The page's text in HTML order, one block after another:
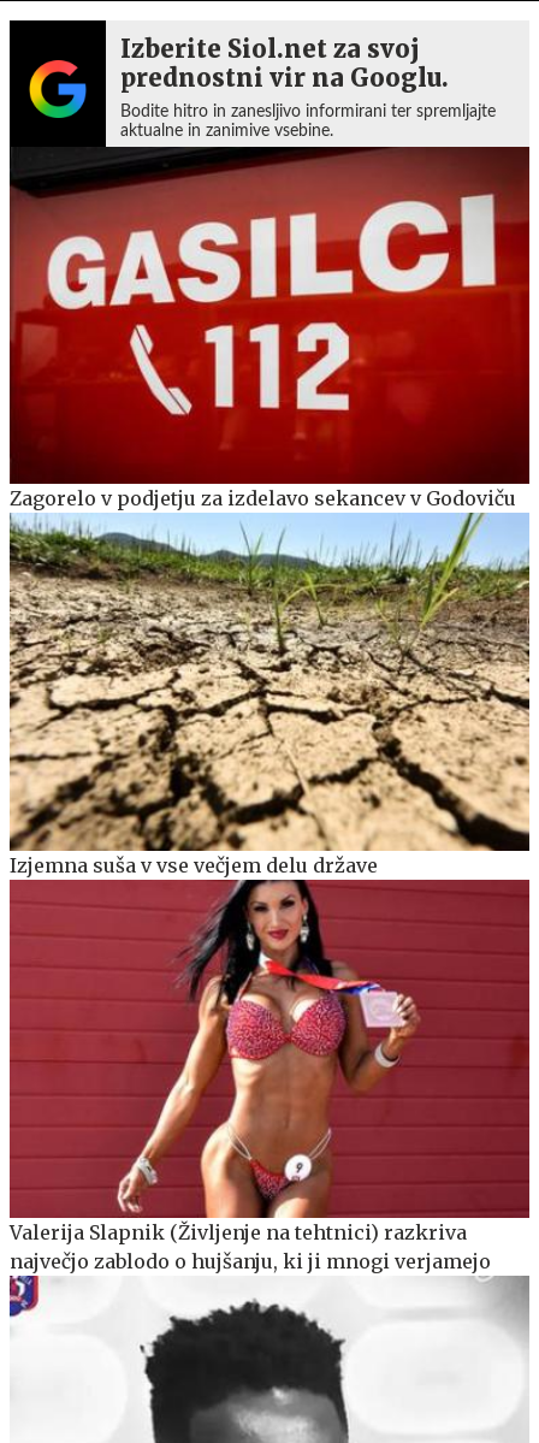
Izberite Siol.net za svoj
prednostni vir na Googlu.
Bodite hitro in zanesljivo informirani ter spremljajte
aktualne in zanimive vsebine.
Zagorelo v podjetju za izdelavo sekancev v Godoviču
Izjemna suša v vse večjem delu države
Valerija Slapnik (Življenje na tehtnici) razkriva
največjo zablodo o hujšanju, ki ji mnogi verjamejo